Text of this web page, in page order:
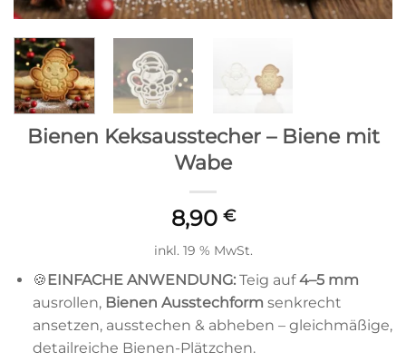
Bienen Keksausstecher – Biene mit
Wabe
8,90 €
inkl. 19 % MwSt.
🍪EINFACHE ANWENDUNG:Teig auf4–5 mm
ausrollen, Bienen Ausstechform senkrecht
ansetzen, ausstechen & abheben – gleichmäßige,
detailreiche Bienen-Plätzchen.